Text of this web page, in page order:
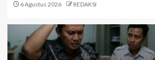
6 Agustus 2026 REDAKSI